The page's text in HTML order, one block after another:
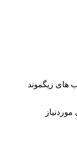
های زیگموند